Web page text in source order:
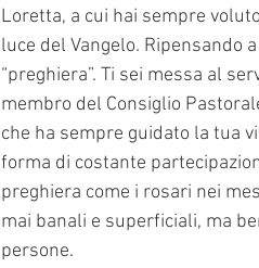
Loretta, a cui hai sempre
luce del Vangelo. Ripensando
“preghiera”. Ti sei messa al
membro del Consiglio
che ha sempre guidato la tua
forma di costante
preghiera come i rosari nei
mai banali e superficiali, ma
persone.